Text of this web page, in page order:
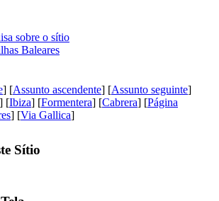
sobre o sítio
Baleares
] [Assunto ascendente] [Assunto seguinte]
] [Ibiza] [Formentera] [Cabrera] [Página
] [Via Gallica]
Sítio